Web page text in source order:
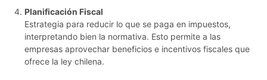
Planificación Fiscal
Estrategia para reducir lo que se paga en impuestos,
interpretando bien la normativa. Esto permite a las
empresas aprovechar beneficios e incentivos fiscales que
ofrece la ley chilena.